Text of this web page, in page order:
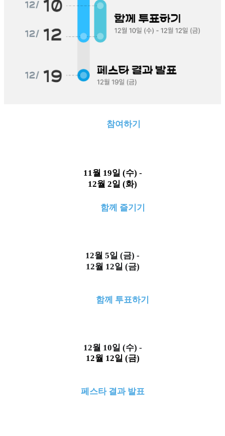
참여하기
11월 19일 (수) -
12월 2일 (화)
함께 즐기기
12월 5일 (금) -
12월 12일 (금)
함께 투표하기
12월 10일 (수) -
12월 12일 (금)
페스타 결과 발표